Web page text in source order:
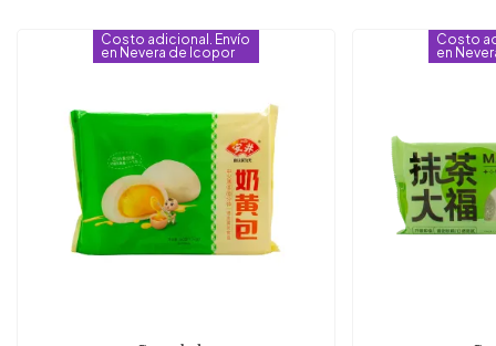
Costo adicional. Envío
en Nevera de Icopor
Costo
en